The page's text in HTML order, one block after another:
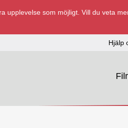
upplevelse som möjligt. Vill du veta
Hjälp